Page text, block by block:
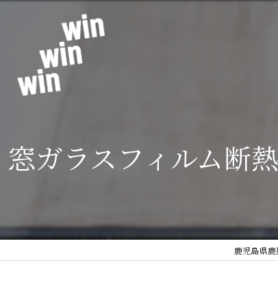
窓ガラスフィルム断
鹿児島県